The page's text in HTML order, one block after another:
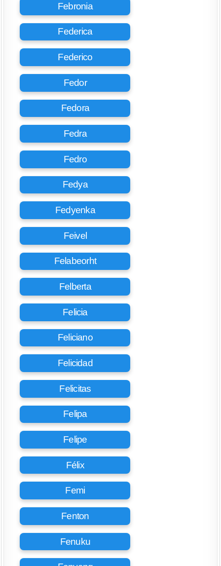
Febronia
Federica
Federico
Fedor
Fedora
Fedra
Fedro
Fedya
Fedyenka
Feivel
Felabeorht
Felberta
Felicia
Feliciano
Felicidad
Felicitas
Felipa
Felipe
Félix
Femi
Fenton
Fenuku